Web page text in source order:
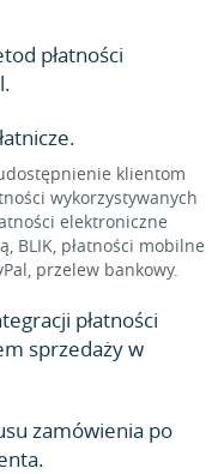
płatności
klientom
wykorzystywanych
elektroniczne
BLIK, płatności mobilne
przelew bankowy.
płatności
sprzedaży w
zamówienia po